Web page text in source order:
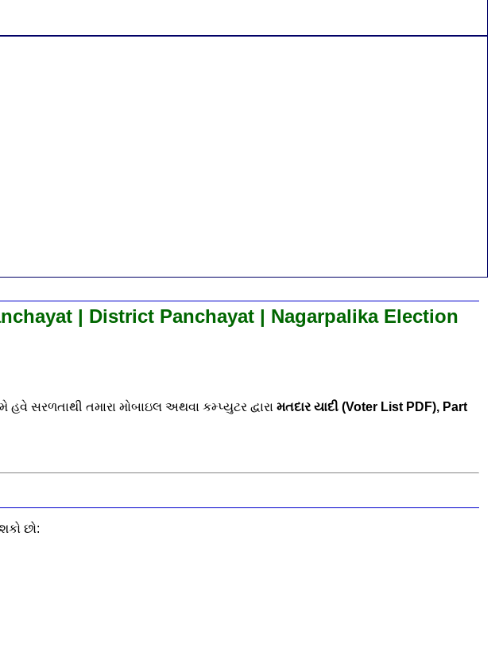
| District Panchayat | Nagarpalika Election
સરળતાથી તમારા મોબાઇલ અથવા કમ્પ્યુટર દ્વારા મતદાર યાદી (Voter List PDF), Part
છો: